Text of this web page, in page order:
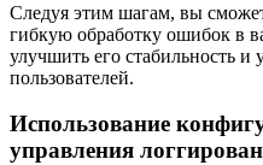
Следуя этим шагам, вы
гибкую обработку ошибок в
улучшить его стабильность и
пользователей.
Использование
управления